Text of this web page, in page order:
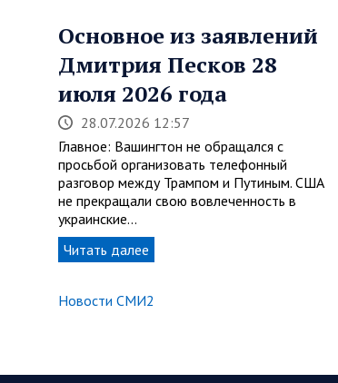
Основное из заявлений
Дмитрия Песков 28
июля 2026 года
28.07.2026 12:57
Главное: Вашингтон не обращался с
просьбой организовать телефонный
разговор между Трампом и Путиным. США
не прекращали свою вовлеченность в
украинские…
Читать далее
Новости СМИ2